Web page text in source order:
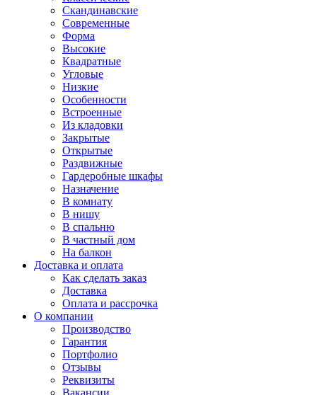
Скандинавские
Современные
Форма
Высокие
Квадратные
Угловые
Низкие
Особенности
Встроенные
Из кладовки
Закрытые
Открытые
Раздвижные
Гардеробные шкафы
Назначение
В комнату
В нишу
В спальню
В частный дом
На балкон
Доставка и оплата
Как сделать заказ
Доставка
Оплата и рассрочка
О компании
Производство
Гарантия
Портфолио
Отзывы
Реквизиты
Вакансии